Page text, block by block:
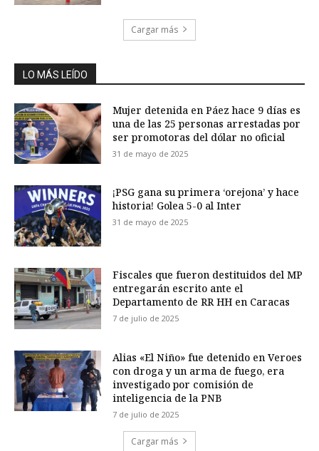
Cargar más
LO MÁS LEÍDO
Mujer detenida en Páez hace 9 días es
una de las 25 personas arrestadas por
ser promotoras del dólar no oficial
31 de mayo de 2025
¡PSG gana su primera ‘orejona’ y hace
historia! Golea 5-0 al Inter
31 de mayo de 2025
Fiscales que fueron destituidos del MP
entregarán escrito ante el
Departamento de RR HH en Caracas
7 de julio de 2025
Alias «El Niño» fue detenido en Veroes
con droga y un arma de fuego, era
investigado por comisión de
inteligencia de la PNB
7 de julio de 2025
Cargar más